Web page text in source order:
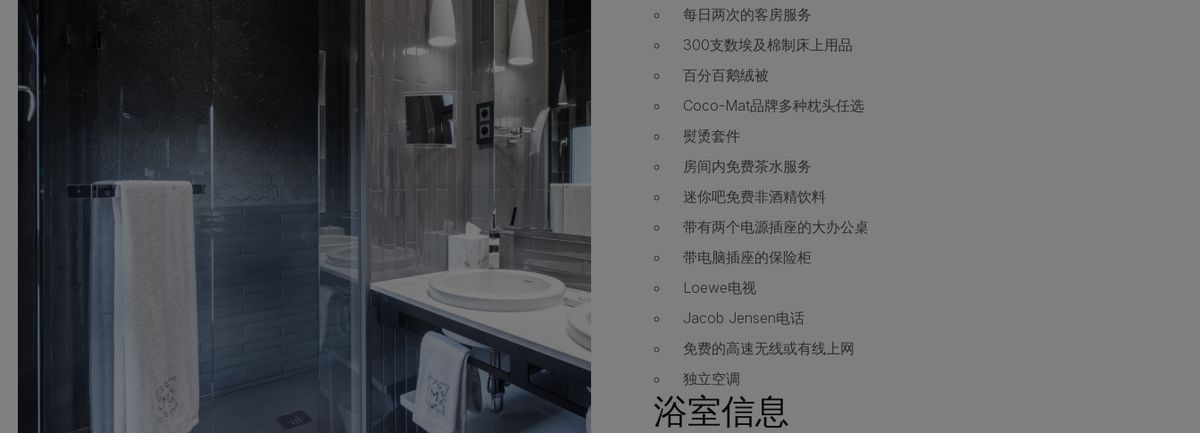
每日两次的客房服务
300支数埃及棉制床上用品
百分百鹅绒被
Coco-Mat品牌多种枕头任选
熨烫套件
房间内免费茶水服务
迷你吧免费非酒精饮料
带有两个电源插座的大办公桌
带电脑插座的保险柜
Loewe电视
Jacob Jensen电话
免费的高速无线或有线上网
独立空调
浴室信息